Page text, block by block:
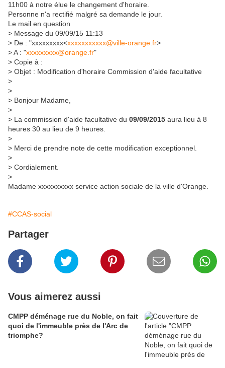
11h00 à notre élue le changement d'horaire.
Personne n'a rectifié malgré sa demande le jour.
Le mail en question
> Message du 09/09/15 11:13
> De : "xxxxxxxxx<xxxxxxxxxxx@ville-orange.fr>
> A : "xxxxxxxxx@orange.fr"
> Copie à :
> Objet : Modification d'horaire Commission d'aide facultative
>
>
> Bonjour Madame,
>
> La commission d'aide facultative du 09/09/2015 aura lieu à 8
heures 30 au lieu de 9 heures.
>
> Merci de prendre note de cette modification exceptionnel.
>
> Cordialement.
>
Madame xxxxxxxxxx service action sociale de la ville d'Orange.
#CCAS-social
Partager
Vous aimerez aussi
CMPP déménage rue du Noble, on fait
quoi de l'immeuble près de l'Arc de
triomphe?